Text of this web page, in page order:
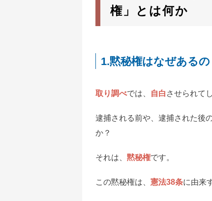
権」とは何か
1.黙秘権はなぜある
取り調べでは、 自白 させられて
逮捕される前や、逮捕された後
か？
それは、黙秘権です。
この黙秘権は、憲法38条に由来